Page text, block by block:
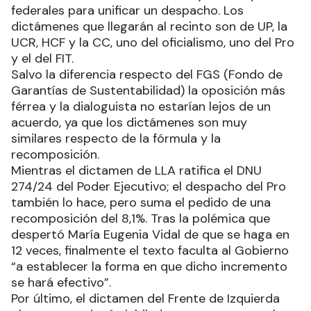
federales para unificar un despacho. Los
dictámenes que llegarán al recinto son de UP, la
UCR, HCF y la CC, uno del oficialismo, uno del Pro
y el del FIT.
Salvo la diferencia respecto del FGS (Fondo de
Garantías de Sustentabilidad) la oposición más
férrea y la dialoguista no estarían lejos de un
acuerdo, ya que los dictámenes son muy
similares respecto de la fórmula y la
recomposición.
Mientras el dictamen de LLA ratifica el DNU
274/24 del Poder Ejecutivo; el despacho del Pro
también lo hace, pero suma el pedido de una
recomposición del 8,1%. Tras la polémica que
despertó María Eugenia Vidal de que se haga en
12 veces, finalmente el texto faculta al Gobierno
“a establecer la forma en que dicho incremento
se hará efectivo”.
Por último, el dictamen del Frente de Izquierda